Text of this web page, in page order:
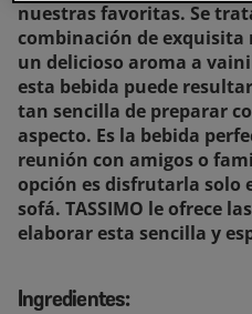
nuestras favoritas. Se
combinación de exquisita
un delicioso aroma a
esta bebida puede
tan sencilla de preparar
aspecto. Es la bebida
reunión con amigos o
opción es disfrutarla solo
sofá. TASSIMO le ofrece
elaborar esta sencilla y
Ingredientes: